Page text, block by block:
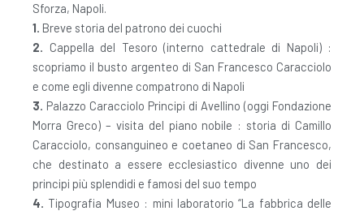
Sforza, Napoli.
1. Breve storia del patrono dei cuochi
2. Cappella del Tesoro (interno cattedrale di Napoli) :
scopriamo il busto argenteo di San Francesco Caracciolo
e come egli divenne compatrono di Napoli
3. Palazzo Caracciolo Principi di Avellino (oggi Fondazione
Morra Greco) – visita del piano nobile : storia di Camillo
Caracciolo, consanguineo e coetaneo di San Francesco,
che destinato a essere ecclesiastico divenne uno dei
principi più splendidi e famosi del suo tempo
4. Tipografia Museo : mini laboratorio “La fabbrica delle